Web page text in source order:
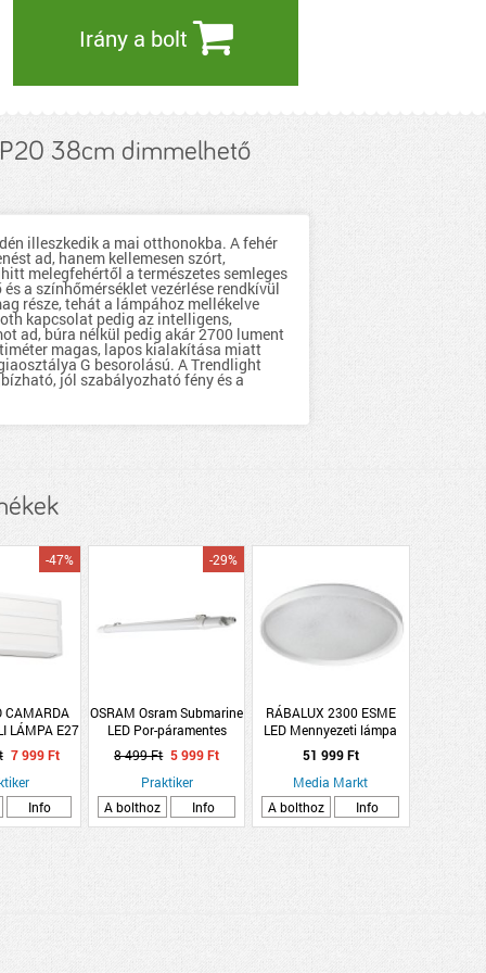
Irány a bolt
38cm dimmelhető
illeszkedik a mai otthonokba. A fehér
ad, hanem kellemesen szórt,
melegfehértől a természetes semleges
a színhőmérséklet vezérlése rendkívül
része, tehát a lámpához mellékelve
kapcsolat pedig az intelligens,
ad, búra nélkül pedig akár 2700 lument
magas, lapos kialakítása miatt
G besorolású. A Trendlight
jól szabályozható fény és a
CAMARDA
LÁMPA E27
22X11CM
-47%
7 999 Ft
Info
OSRAM Osram Submarine
LED Por-páramentes
Value Integrált lámpatest
17W 4000K
-29%
8 499 Ft 5 999 Ft
Praktiker
A bolthoz
Info
RÁBALUX 2300 ESME
LED Mennyezeti lámpa
40W, 2800LM,
dimmelhető
51 999 Ft
Media Markt
A bolthoz
Info